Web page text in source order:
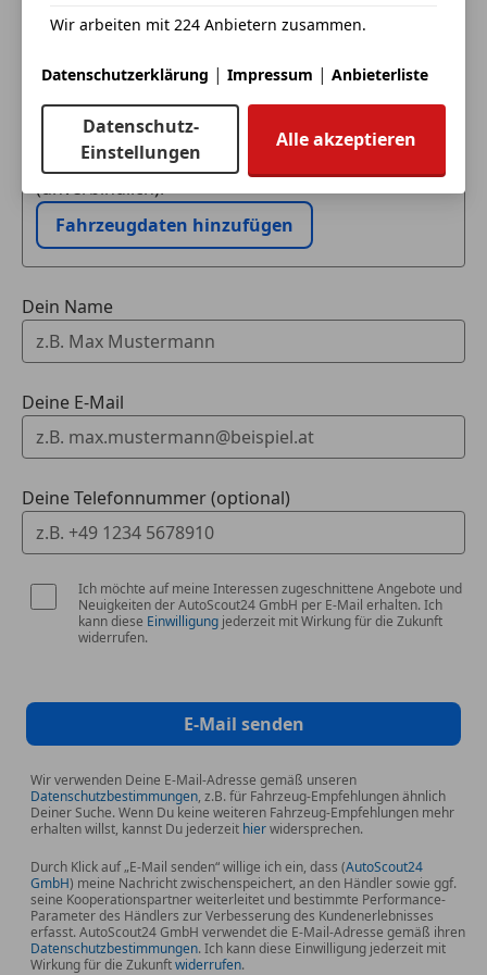
Eintauschwagen: Kaufen und verkaufen in nur einem
Schritt
Ich möchte mein Auto in Zahlung geben
(unverbindlich).
Fahrzeugdaten hinzufügen
Dein Name
Deine E-Mail
Deine Telefonnummer (optional)
Ich möchte auf meine Interessen zugeschnittene Angebote und
Neuigkeiten der AutoScout24 GmbH per E-Mail erhalten. Ich
kann diese Einwilligung jederzeit mit Wirkung für die Zukunft
widerrufen.
E-Mail senden
Wir verwenden Deine E-Mail-Adresse gemäß unseren
Datenschutzbestimmungen, z.B. für Fahrzeug-Empfehlungen ähnlich
Deiner Suche. Wenn Du keine weiteren Fahrzeug-Empfehlungen mehr
erhalten willst, kannst Du jederzeit hierwidersprechen.
Durch Klick auf „E-Mail senden“ willige ich ein, dass (AutoScout24
GmbH) meine Nachricht zwischenspeichert, an den Händler sowie ggf.
seine Kooperationspartner weiterleitet und bestimmte Performance-
Parameter des Händlers zur Verbesserung des Kundenerlebnisses
erfasst. AutoScout24 GmbH verwendet die E-Mail-Adresse gemäß ihren
Datenschutzbestimmungen. Ich kann diese Einwilligung jederzeit mit
Wirkung für die Zukunftwiderrufen.
Wir arbeiten mit 224 Anbietern zusammen.
Datenschutzerklärung | Impressum | Anbieterliste
Datenschutz-
Einstellungen
Alle akzeptieren